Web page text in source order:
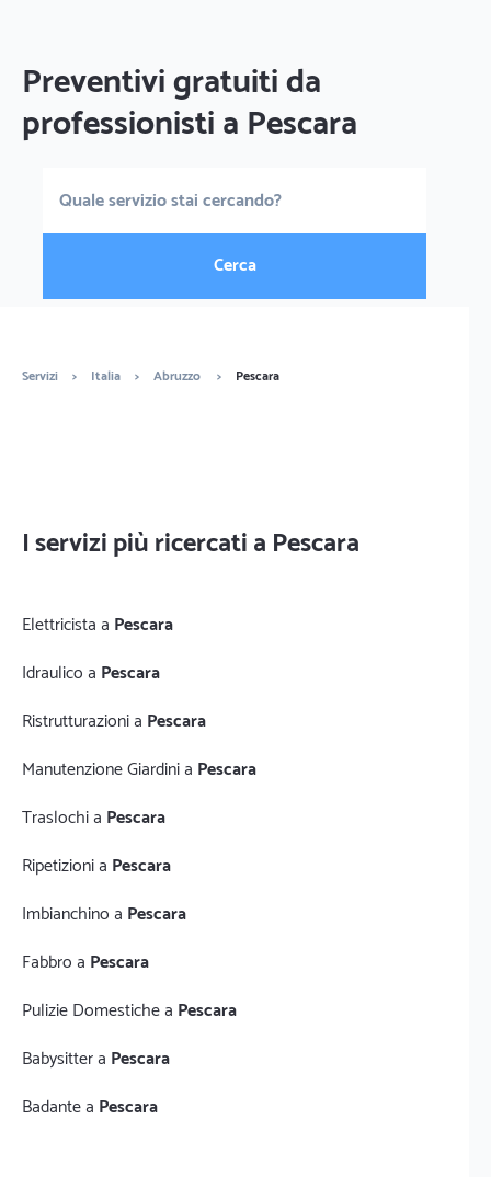
Preventivi gratuiti da
professionisti a Pescara
Cerca
Servizi > Italia > Abruzzo > Pescara
I servizi più ricercati a Pescara
Elettricista a Pescara
Idraulico a Pescara
Ristrutturazioni a Pescara
Manutenzione Giardini a Pescara
Traslochi a Pescara
Ripetizioni a Pescara
Imbianchino a Pescara
Fabbro a Pescara
Pulizie Domestiche a Pescara
Babysitter a Pescara
Badante a Pescara